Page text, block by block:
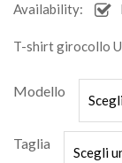
Availability:
T-shirt girocollo
Modello
Taglia